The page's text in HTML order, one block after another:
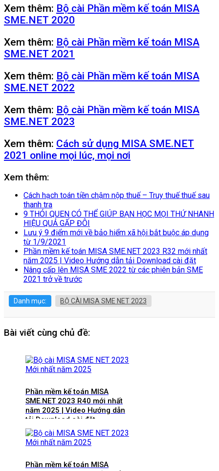
Xem thêm: Bộ cài Phần mềm kế toán MISA
SME.NET 2020
Xem thêm: Bộ cài Phần mềm kế toán MISA
SME.NET 2021
Xem thêm: Bộ cài Phần mềm kế toán MISA
SME.NET 2022
Xem thêm: Bộ cài Phần mềm kế toán MISA
SME.NET 2023
Xem thêm: Cách sử dụng MISA SME.NET
2021 online mọi lúc, mọi nơi
Xem thêm:
Cách hạch toán tiền chậm nộp thuế – Truy thuế thuế sau
thanh tra
9 THÓI QUEN CÓ THỂ GIÚP BẠN HỌC MỌI THỨ NHANH
HIỆU QUẢ GẤP ĐÔI
Lưu ý 9 điểm mới về bảo hiểm xã hội bắt buộc áp dụng
từ 1/9/2021
Phần mềm kế toán MISA SME.NET 2023 R32 mới nhất
năm 2025 | Video Hướng dẫn tải Download cài đặt
Nâng cấp lên MISA SME 2022 từ các phiên bản SME
2021 trở về trước
Danh mục: BỘ CÀI MISA SME NET 2023
Bài viết cùng chủ đề:
Phần mềm kế toán MISA
SME.NET 2023 R40 mới nhất
năm 2025 | Video Hướng dẫn
tải Download cài đặt
Phần mềm kế toán MISA